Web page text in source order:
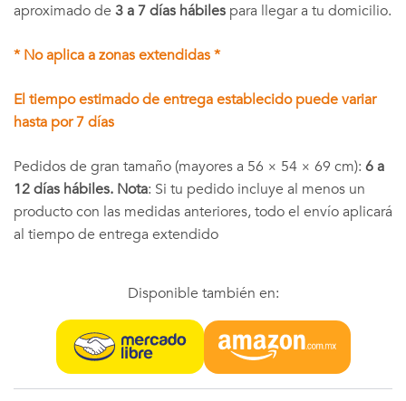
aproximado de 3 a 7 días hábiles para llegar a tu domicilio.
* No aplica a zonas extendidas *
El tiempo estimado de entrega establecido puede variar
hasta por 7 días
Pedidos de gran tamaño (mayores a 56 × 54 × 69 cm): 6 a
12 días hábiles. Nota: Si tu pedido incluye al menos un
producto con las medidas anteriores, todo el envío aplicará
al tiempo de entrega extendido
Disponible también en: